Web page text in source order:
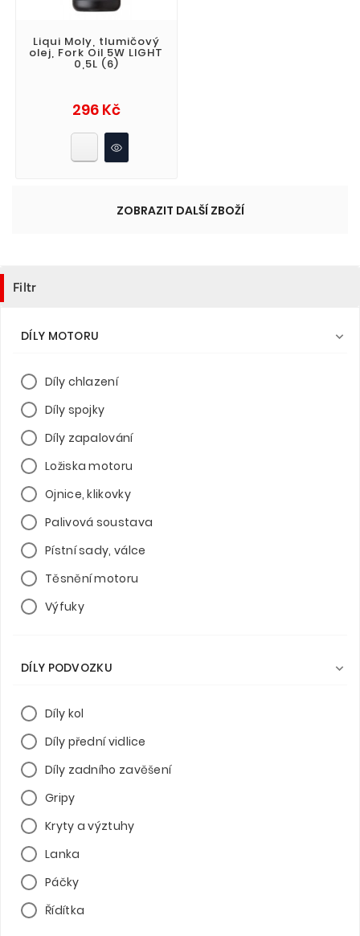
Liqui Moly, tlumičový
olej, Fork Oil 5W LIGHT
0,5L (6)
296 KčCena
ZOBRAZIT DALŠÍ ZBOŽÍ
Filtr
DÍLY MOTORU 
Díly chlazení
Díly spojky
Díly zapalování
Ložiska motoru
Ojnice, klikovky
Palivová soustava
Pístní sady, válce
Těsnění motoru
Výfuky
DÍLY PODVOZKU 
Díly kol
Díly přední vidlice
Díly zadního zavěšení
Gripy
Kryty a výztuhy
Lanka
Páčky
Řídítka